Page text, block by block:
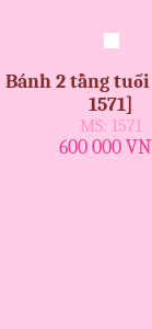
Bánh 2 tầng tuổi
1571]
MS: 1571
600 000